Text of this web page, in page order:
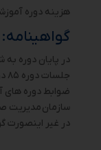
هزینه دوره آموزشی ۳۸/۰۰۰/۰۰۰ ریال می
گواهینامه:
در پایان دوره
ضوابط دوره های
سازمان مدیریت
در غیر اینصورت